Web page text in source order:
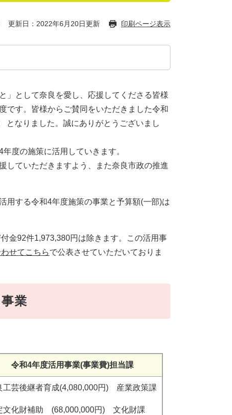
更新日：2022年6月20日更新 印刷ページ表示
として奈良を愛し、応援してくださる皆様
です。皆様からご賛同をいただきました令和
なりました。誠にありがとうございまし
度の施策に活用していきます。
ていただきますよう、また奈良市政の推進
する令和4年度施策の事業と予算額(一部)は
金92件1,973,380円は除きます。この活用事
せてこちらで公表させていただいておりま
業
令和4年度活用事業(事業費)担当課
工芸後継者育成(4,080,000円) 産業政策課
文化財補助 (68,000,000円) 文化財課